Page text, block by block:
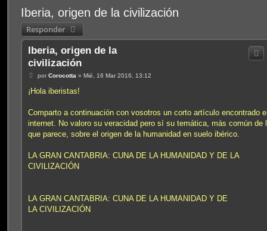
Iberia, origen de la civilización
Responder
Iberia, origen de la
civilización
M
n
j
por Corocotta » Mié, 16 Mar 2016, 13:12
¡Hola iberistas!
Comparto a continuación con vosotros un corto artículo encontrado
internet. No valoro su veracidad pero sí su temática, más común de
que parece, sobre el origen de la humanidad en suelo ibérico.
LA GRAN CANTABRIA: CUNA DE LA HUMANIDAD Y DE LA
CIVILIZACIÓN
LA GRAN CANTABRIA: CUNA DE LA HUMANIDAD Y DE
LA CIVILIZACIÓN